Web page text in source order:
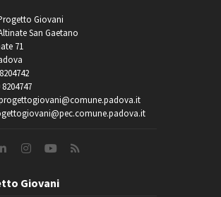
Giovani
San Gaetano
71
Giovani